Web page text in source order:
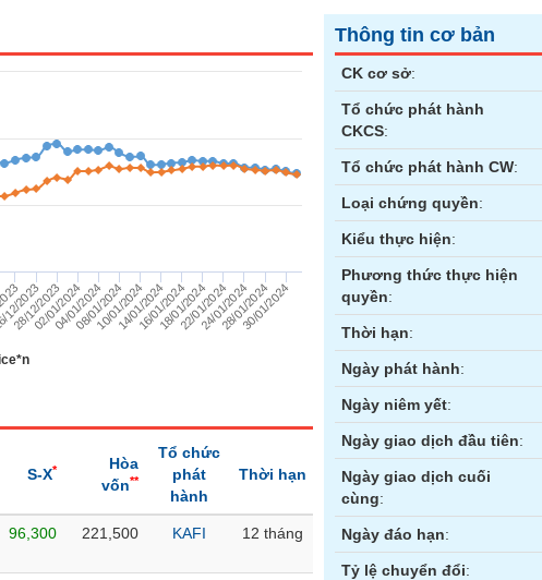
2023
28/12/2023
02/01/2024
04/01/2024
08/01/2024
10/01/2024
14/01/2024
16/01/2024
18/01/2024
22/01/2024
24/01/2024
28/01/2024
30/01/2024
S-X*
Hòa
vốn**
Tổ chức
phát
hành
Thời hạn
96,300 221,500 KAFI 12 tháng
Thông tin cơ bản
CK cơ sở:
Tổ chức phát hành
CKCS:
Tổ chức phát hành CW:
Loại chứng quyền:
Kiểu thực hiện:
Phương thức thực hiện
quyền:
Thời hạn:
Ngày phát hành:
Ngày niêm yết:
Ngày giao dịch đầu tiên:
Ngày giao dịch cuối
cùng:
Ngày đáo hạn:
Tỷ lệ chuyển đổi:
Hợp đồng tương lai Trái phiếu